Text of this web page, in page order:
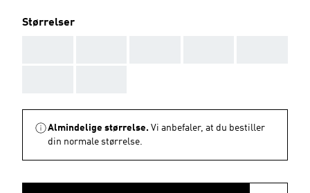
Størrelser
Almindelige størrelse. Vi anbefaler, at du bestiller
din normale størrelse.